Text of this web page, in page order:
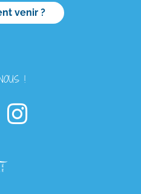
venir ?
!